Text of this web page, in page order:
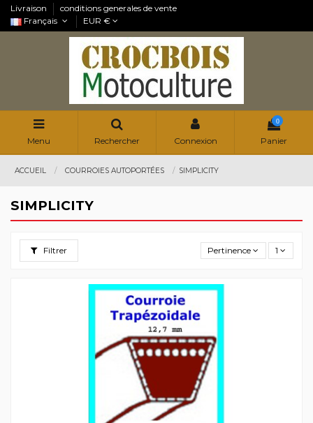
Livraison
conditions generales de vente
Français
EUR €
Menu Rechercher Connexion
0
Panier
ACCUEIL COURROIES AUTOPORTÉES SIMPLICITY
SIMPLICITY
Filtrer Pertinence 1